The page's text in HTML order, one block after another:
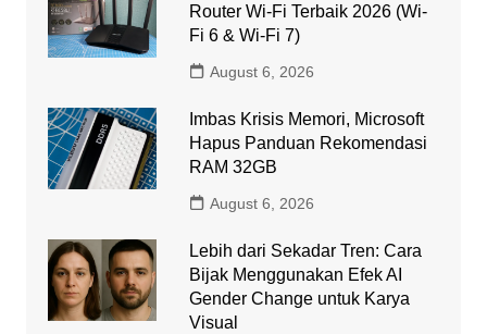
Router Wi-Fi Terbaik 2026 (Wi-
Fi 6 & Wi-Fi 7)
August 6, 2026
Imbas Krisis Memori, Microsoft
Hapus Panduan Rekomendasi
RAM 32GB
August 6, 2026
Lebih dari Sekadar Tren: Cara
Bijak Menggunakan Efek AI
Gender Change untuk Karya
Visual